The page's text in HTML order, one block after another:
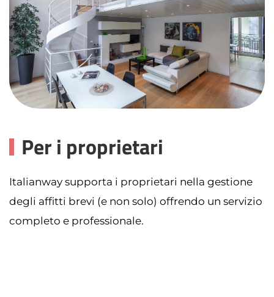
Per i proprietari
Italianway supporta i proprietari nella gestione
degli affitti brevi (e non solo) offrendo un servizio
completo e professionale.